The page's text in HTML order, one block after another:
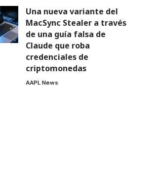
Una nueva variante del
MacSync Stealer a través
de una guía falsa de
Claude que roba
credenciales de
criptomonedas
AAPL News